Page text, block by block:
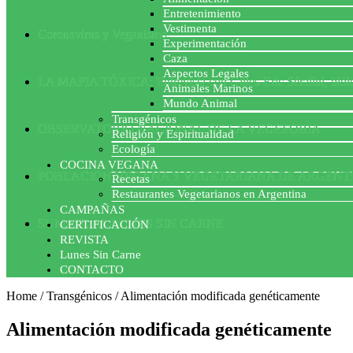
Coronavirus y Veganismo
LA MAFIA TÓXICA: Entrevista con Gilles-Eric Séralini,
OBSERVATORIO NACIONAL DE LA VEGEFOBIA
POBLACION VEGANA Y VEGETARIANA DE
SUMATE AL LUNES SIN CARNE
Entretenimiento
Vestimenta
Experimentación
Caza
Aspectos Legales
Animales Marinos
Mundo Animal
Transgénicos
Religión y Espiritualidad
Ecología
COCINA VEGANA
Recetas
Restaurantes Vegetarianos en Argentina
CAMPAÑAS
CERTIFICACIÓN
REVISTA
Lunes Sin Carne
CONTACTO
Home /Transgénicos /Alimentación modificada genéticamente
Alimentación modificada genéticamente